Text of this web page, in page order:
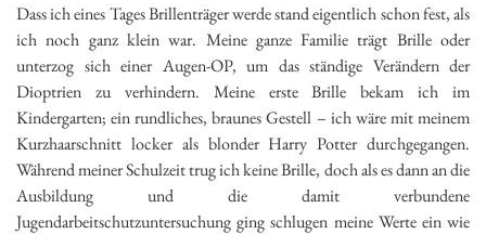
Dass ich eines Tages Brillenträger werde stand eigentlich schon fest, als
ich noch ganz klein war. Meine ganze Familie trägt Brille oder
unterzog sich einer Augen-OP, um das ständige Verändern der
Dioptrien zu verhindern. Meine erste Brille bekam ich im
Kindergarten; ein rundliches, braunes Gestell – ich wäre mit meinem
Kurzhaarschnitt locker als blonder Harry Potter durchgegangen.
Während meiner Schulzeit trug ich keine Brille, doch als es dann an die
Ausbildung und die damit verbundene
Jugendarbeitschutzuntersuchung ging schlugen meine Werte ein wie